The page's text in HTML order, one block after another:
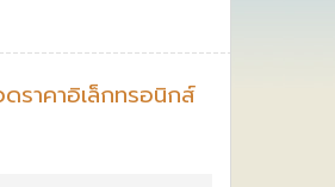
ราคาอิเล็กทรอนิกส์